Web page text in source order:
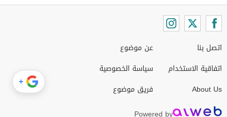
اتصل بنا
اتفاقية الاستخدام
About Us
عن موضوع
سياسة الخصوصية
فريق موضوع
Powered by
+